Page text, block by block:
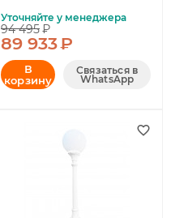
Уточняйте у менеджера
94 495₽
89 933₽
В
корзину
Связаться в
WhatsApp